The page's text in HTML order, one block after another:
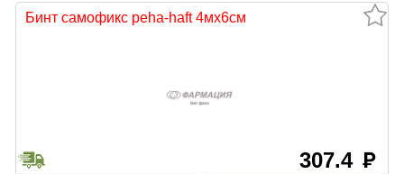
Бинт самофикс peha-haft 4мх6см
307.4 руб